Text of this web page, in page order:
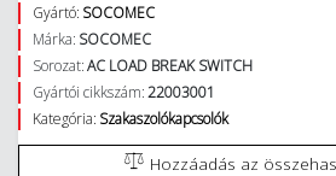
Gyártó: SOCOMEC
Márka: SOCOMEC
Sorozat:AC LOAD BREAK SWITCH
Gyártói cikkszám:22003001
Kategória: Szakaszolókapcsolók
Hozzáadás az